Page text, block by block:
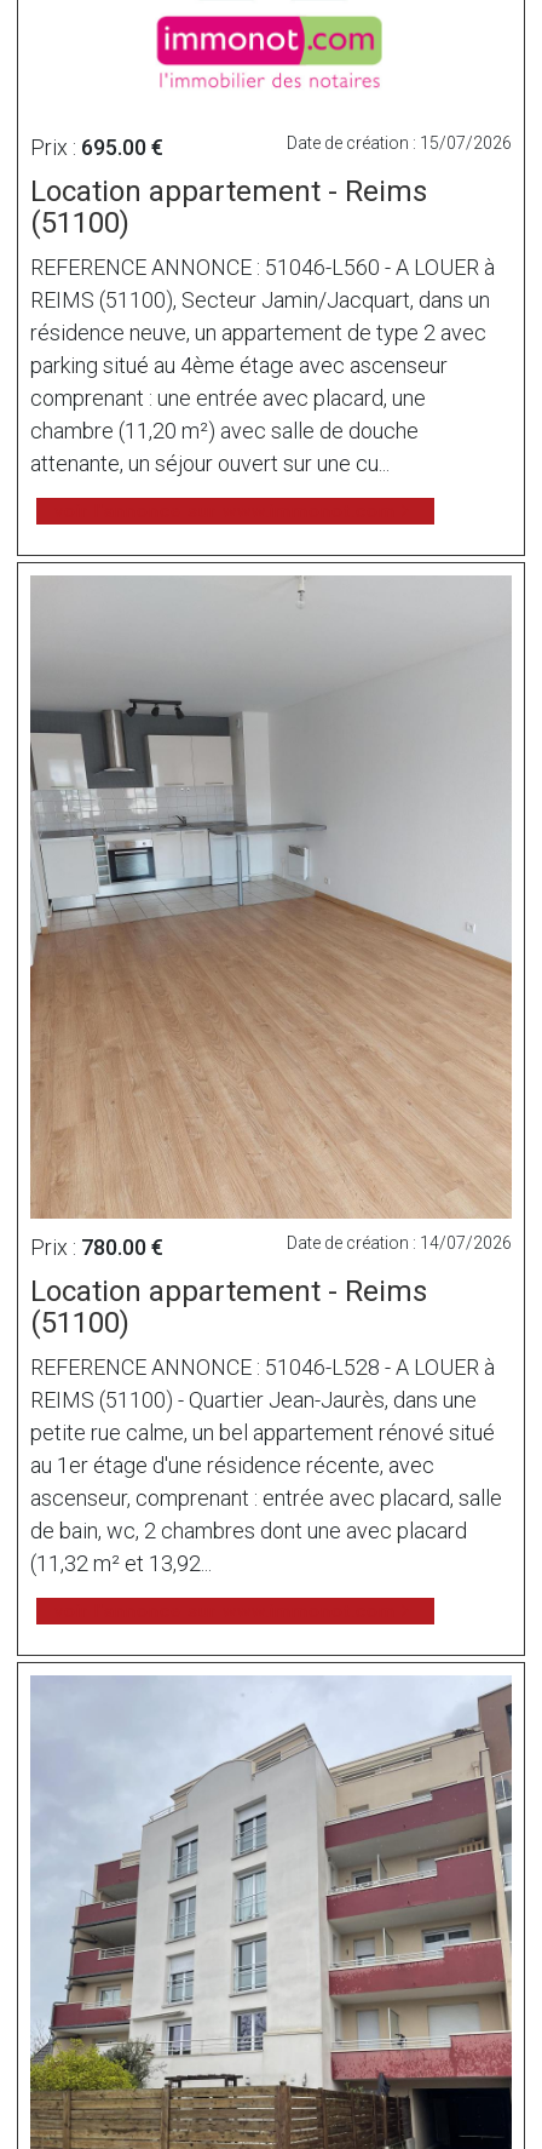
Prix : 695.00 € Date de création : 15/07/2026
Location appartement - Reims
(51100)
REFERENCE ANNONCE : 51046-L560 - A LOUER à
REIMS (51100), Secteur Jamin/Jacquart, dans un
résidence neuve, un appartement de type 2 avec
parking situé au 4ème étage avec ascenseur
comprenant : une entrée avec placard, une
chambre (11,20 m²) avec salle de douche
attenante, un séjour ouvert sur une cu...
Prix : 780.00 € Date de création : 14/07/2026
Location appartement - Reims
(51100)
REFERENCE ANNONCE : 51046-L528 - A LOUER à
REIMS (51100) - Quartier Jean-Jaurès, dans une
petite rue calme, un bel appartement rénové situé
au 1er étage d'une résidence récente, avec
ascenseur, comprenant : entrée avec placard, salle
de bain, wc, 2 chambres dont une avec placard
(11,32 m² et 13,92...